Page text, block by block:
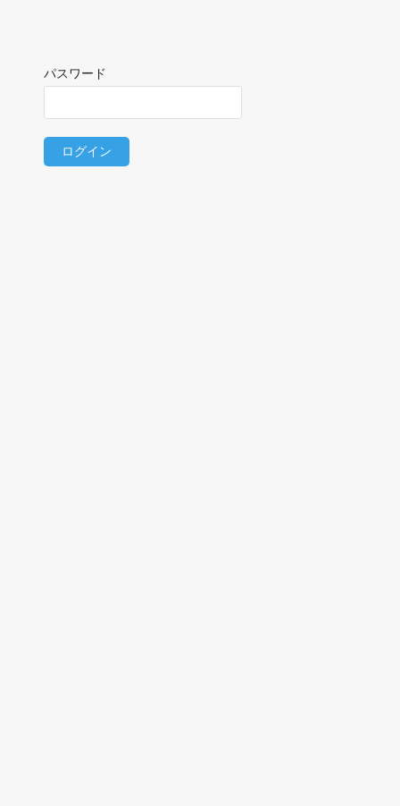
パスワード